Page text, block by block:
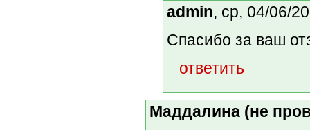
admin, ср, 04/06/
Спасибо за ваш
ответить
Маддалина (не